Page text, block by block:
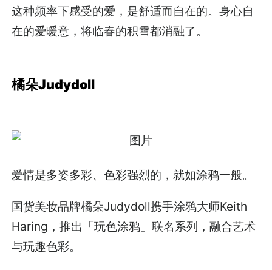
这种频率下感受的爱，是舒适而自在的。身心自
在的爱暖意，将临春的积雪都消融了。
橘朵Judydoll
爱情是多姿多彩、色彩强烈的，就如涂鸦一般。
国货美妆品牌橘朵Judydoll携手涂鸦大师Keith
Haring，推出「玩色涂鸦」联名系列，融合艺术
与玩趣色彩。